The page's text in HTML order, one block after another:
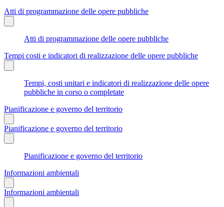
Atti di programmazione delle opere pubbliche
Atti di programmazione delle opere pubbliche
Tempi costi e indicatori di realizzazione delle opere pubbliche
Tempi, costi unitari e indicatori di realizzazione delle opere
pubbliche in corso o completate
Pianificazione e governo del territorio
Pianificazione e governo del territorio
Pianificazione e governo del territorio
Informazioni ambientali
Informazioni ambientali